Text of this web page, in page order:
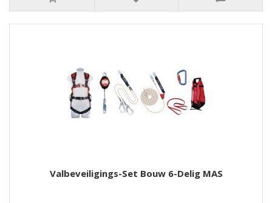
Valbeveiligings-Set Bouw 6-Delig MAS